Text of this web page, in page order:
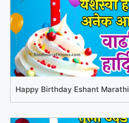
Happy Birthday Eshant Marathi